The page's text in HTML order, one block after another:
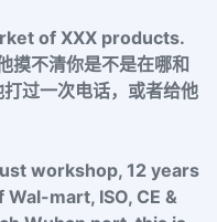
of XXX products.
摸不清你是不是在哪和
过一次电话，或者给他
workshop, 12 years
mart, ISO, CE &